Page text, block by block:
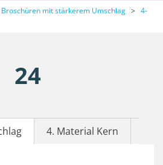
Broschüren mit stärkerem Umschlag > 4-
24
4. Material Kern